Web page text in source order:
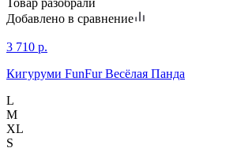
Добавлено в сравнение
3 710 р.
Кигуруми FunFur Весёлая Панда
L
M
XL
S